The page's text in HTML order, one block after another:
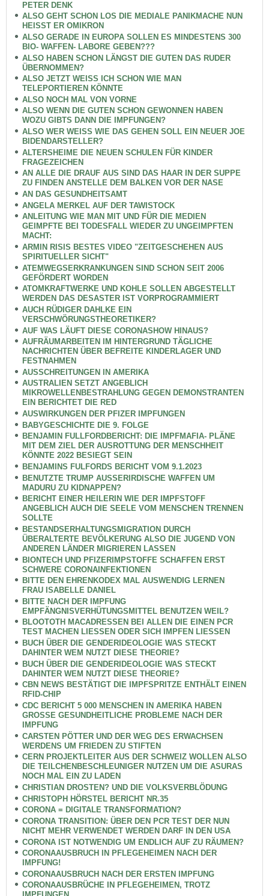
PETER DENK
ALSO GEHT SCHON LOS DIE MEDIALE PANIKMACHE NUN
HEISST ER OMIKRON
ALSO GERADE IN EUROPA SOLLEN ES MINDESTENS 300
BIO- WAFFEN- LABORE GEBEN???
ALSO HABEN SCHON LÄNGST DIE GUTEN DAS RUDER
ÜBERNOMMEN?
ALSO JETZT WEISS ICH SCHON WIE MAN
TELEPORTIEREN KÖNNTE
ALSO NOCH MAL VON VORNE
ALSO WENN DIE GUTEN SCHON GEWONNEN HABEN
WOZU GIBTS DANN DIE IMPFUNGEN?
ALSO WER WEISS WIE DAS GEHEN SOLL EIN NEUER JOE
BIDENDARSTELLER?
ALTERSHEIME DIE NEUEN SCHULEN FÜR KINDER
FRAGEZEICHEN
AN ALLE DIE DRAUF AUS SIND DAS HAAR IN DER SUPPE
ZU FINDEN ANSTELLE DEM BALKEN VOR DER NASE
AN DAS GESUNDHEITSAMT
ANGELA MERKEL AUF DER TAWISTOCK
ANLEITUNG WIE MAN MIT UND FÜR DIE MEDIEN
GEIMPFTE BEI TODESFALL WIEDER ZU UNGEIMPFTEN
MACHT:
ARMIN RISIS BESTES VIDEO "ZEITGESCHEHEN AUS
SPIRITUELLER SICHT"
ATEMWEGSERKRANKUNGEN SIND SCHON SEIT 2006
GEFÖRDERT WORDEN
ATOMKRAFTWERKE UND KOHLE SOLLEN ABGESTELLT
WERDEN DAS DESASTER IST VORPROGRAMMIERT
AUCH RÜDIGER DAHLKE EIN
VERSCHWÖRUNGSTHEORETIKER?
AUF WAS LÄUFT DIESE CORONASHOW HINAUS?
AUFRÄUMARBEITEN IM HINTERGRUND TÄGLICHE
NACHRICHTEN ÜBER BEFREITE KINDERLAGER UND
FESTNAHMEN
AUSSCHREITUNGEN IN AMERIKA
AUSTRALIEN SETZT ANGEBLICH
MIKROWELLENBESTRAHLUNG GEGEN DEMONSTRANTEN
EIN BERICHTET DIE RED
AUSWIRKUNGEN DER PFIZER IMPFUNGEN
BABYGESCHICHTE DIE 9. FOLGE
BENJAMIN FULLFORDBERICHT: DIE IMPFMAFIA- PLÄNE
MIT DEM ZIEL DER AUSROTTUNG DER MENSCHHEIT
KÖNNTE 2022 BESIEGT SEIN
BENJAMINS FULFORDS BERICHT VOM 9.1.2023
BENUTZTE TRUMP AUSSERIRDISCHE WAFFEN UM
MADURU ZU KIDNAPPEN?
BERICHT EINER HEILERIN WIE DER IMPFSTOFF
ANGEBLICH AUCH DIE SEELE VOM MENSCHEN TRENNEN
SOLLTE
BESTANDSERHALTUNGSMIGRATION DURCH
ÜBERALTERTE BEVÖLKERUNG ALSO DIE JUGEND VON
ANDEREN LÄNDER MIGRIEREN LASSEN
BIONTECH UND PFIZERIMPSTOFFE SCHAFFEN ERST
SCHWERE CORONAINFEKTIONEN
BITTE DEN EHRENKODEX MAL AUSWENDIG LERNEN
FRAU ISABELLE DANIEL
BITTE NACH DER IMPFUNG
EMPFÄNGNISVERHÜTUNGSMITTEL BENUTZEN WEIL?
BLOOTOTH MACADRESSEN BEI ALLEN DIE EINEN PCR
TEST MACHEN LIESSEN ODER SICH IMPFEN LIESSEN
BUCH ÜBER DIE GENDERIDEOLOGIE WAS STECKT
DAHINTER WEM NUTZT DIESE THEORIE?
BUCH ÜBER DIE GENDERIDEOLOGIE WAS STECKT
DAHINTER WEM NUTZT DIESE THEORIE?
CBN NEWS BESTÄTIGT DIE IMPFSPRITZE ENTHÄLT EINEN
RFID-CHIP
CDC BERICHT 5 000 MENSCHEN IN AMERIKA HABEN
GROSSE GESUNDHEITLICHE PROBLEME NACH DER
IMPFUNG
CARSTEN PÖTTER UND DER WEG DES ERWACHSEN
WERDENS UM FRIEDEN ZU STIFTEN
CERN PROJEKTLEITER AUS DER SCHWEIZ WOLLEN ALSO
DIE TEILCHENBESCHLEUNIGER NUTZEN UM DIE ASURAS
NOCH MAL EIN ZU LADEN
CHRISTIAN DROSTEN? UND DIE VOLKSVERBLÖDUNG
CHRISTOPH HÖRSTEL BERICHT NR.35
CORONA = DIGITALE TRANSFORMATION?
CORONA TRANSITION: ÜBER DEN PCR TEST DER NUN
NICHT MEHR VERWENDET WERDEN DARF IN DEN USA
CORONA IST NOTWENDIG UM ENDLICH AUF ZU RÄUMEN?
CORONAAUSBRUCH IN PFLEGEHEIMEN NACH DER
IMPFUNG!
CORONAAUSBRUCH NACH DER ERSTEN IMPFUNG
CORONAAUSBRÜCHE IN PFLEGEHEIMEN, TROTZ